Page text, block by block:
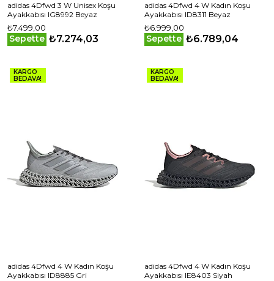
adidas 4Dfwd 3 W Unisex Koşu
Ayakkabısı IG8992 Beyaz
₺7.499,00
Sepette ₺7.274,03
adidas 4Dfwd 4 W Kadın Koşu
Ayakkabısı ID8311 Beyaz
₺6.999,00
Sepette ₺6.789,04
KARGO
BEDAVA!
adidas 4Dfwd 4 W Kadın Koşu
Ayakkabısı ID8885 Gri
KARGO
BEDAVA!
adidas 4Dfwd 4 W Kadın Koşu
Ayakkabısı IE8403 Siyah